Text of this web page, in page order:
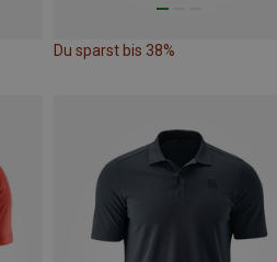
Du sparst bis 38%